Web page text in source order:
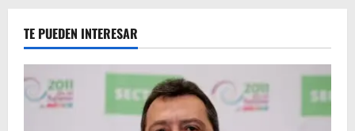
TE PUEDEN INTERESAR